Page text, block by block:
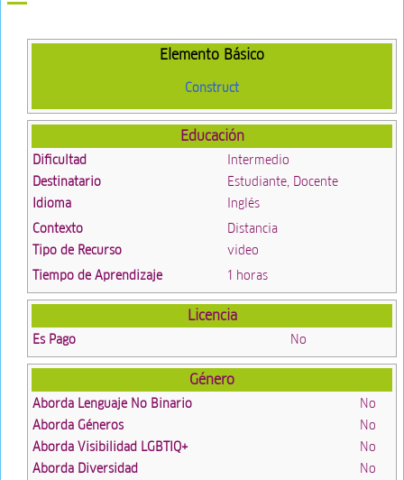
Elemento Básico
Construct
Educación
Dificultad
Intermedio
Destinatario
Estudiante, Docente
Idioma
Inglés
Contexto
Distancia
Tipo de Recurso
video
Tiempo de Aprendizaje
1 horas
Licencia
Es Pago No
Género
Aborda Lenguaje No Binario
No
Aborda Géneros
No
Aborda Visibilidad LGBTIQ+
No
Aborda Diversidad
No